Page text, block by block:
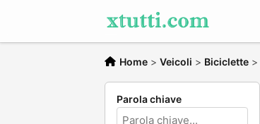
Home > Veicoli > Biciclette >
Parola chiave